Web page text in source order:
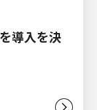
導入を決